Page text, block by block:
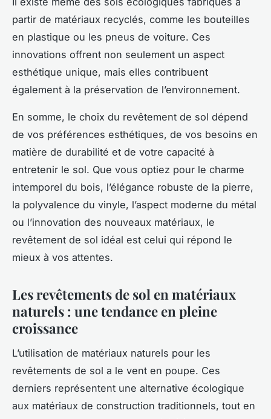
partir de matériaux recyclés, comme les bouteilles
en plastique ou les pneus de voiture. Ces
innovations offrent non seulement un aspect
esthétique unique, mais elles contribuent
également à la préservation de l’environnement.
En somme, le choix du revêtement de sol dépend
de vos préférences esthétiques, de vos besoins en
matière de durabilité et de votre capacité à
entretenir le sol. Que vous optiez pour le charme
intemporel du bois, l’élégance robuste de la pierre,
la polyvalence du vinyle, l’aspect moderne du métal
ou l’innovation des nouveaux matériaux, le
revêtement de sol idéal est celui qui répond le
mieux à vos attentes.
Les revêtements de sol en matériaux
naturels : une tendance en pleine
croissance
L’utilisation de matériaux naturels pour les
revêtements de sol a le vent en poupe. Ces
derniers représentent une alternative écologique
aux matériaux de construction traditionnels, tout en